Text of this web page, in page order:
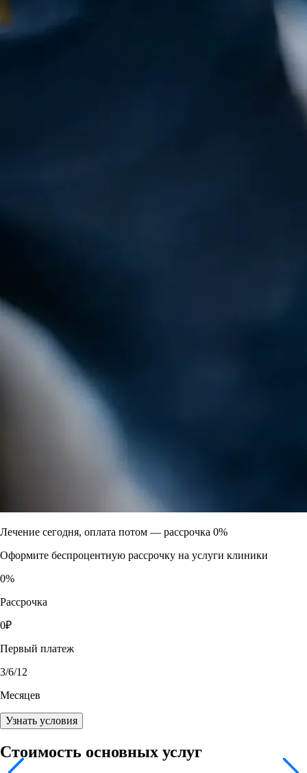
Лечение сегодня, оплата потом — рассрочка 0%
Оформите беспроцентную рассрочку на услуги клиники
0%
Рассрочка
0₽
Первый платеж
3/6/12
Месяцев
Узнать условия
Стоимость основных услуг